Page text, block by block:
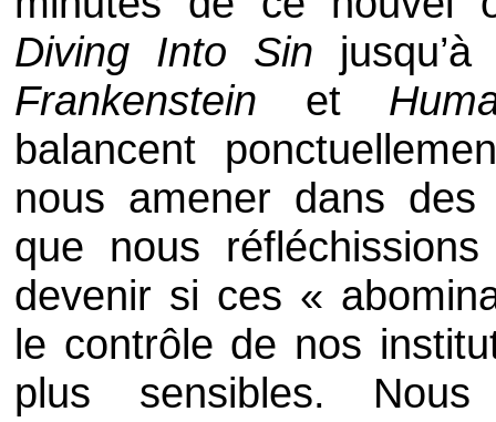
Diving Into Sin
Frankenstein et
balancent
nous amener dans des
que nous
devenir si ces «
le contrôle de nos
plus sensibles.